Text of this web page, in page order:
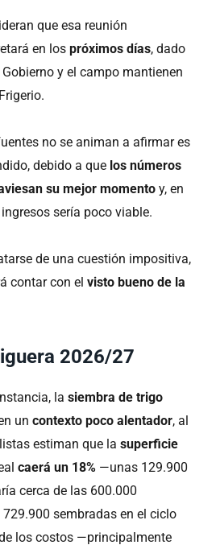
que esa reunión
en los próximos días, dado
y el campo mantienen
no se animan a afirmar es
debido a que los números
su mejor momento y, en
sería poco viable.
de una cuestión impositiva,
contar con el visto bueno de la
2026/27
la siembra de trigo
un contexto poco alentador, al
estiman que la superficie
caerá un 18% —unas 129.900
cerca de las 600.000
sembradas en el ciclo
los costos —principalmente